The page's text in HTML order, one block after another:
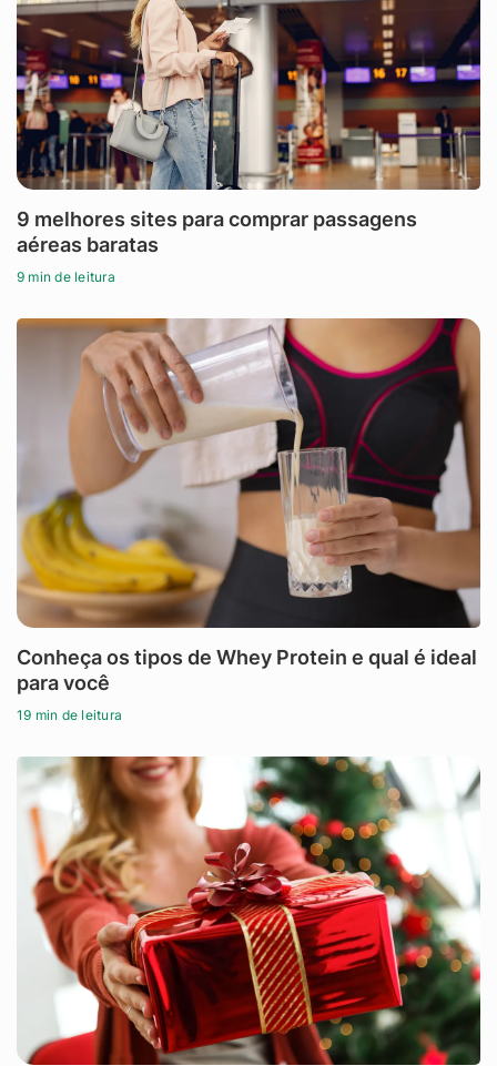
9 melhores sites para comprar passagens
aéreas baratas
9 min de leitura
Conheça os tipos de Whey Protein e qual é ideal
para você
19 min de leitura